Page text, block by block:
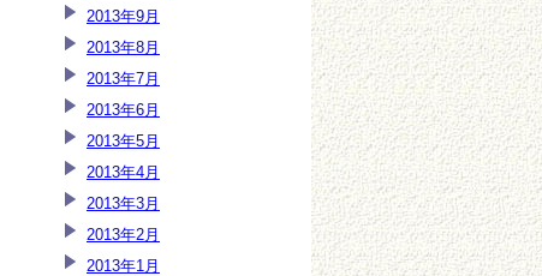
2013年9月
2013年8月
2013年7月
2013年6月
2013年5月
2013年4月
2013年3月
2013年2月
2013年1月